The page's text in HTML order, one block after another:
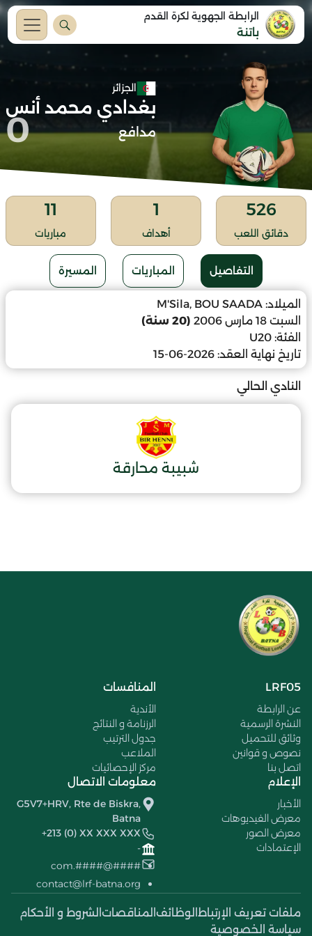
الرابطة الجهوية لكرة القدم
باتنة
الجزائر
بغدادي محمد أنس
مدافع 0
526
دقائق اللعب
1
أهداف
11
مباريات
التفاصيل المباريات المسيرة
الميلاد: M'Sila, BOU SAADA
السبت 18 مارس 2006
(20 سنة)
الفئة: U20
تاريخ نهاية العقد: 2026-06-15
النادي الحالي
شبيبة محارقة
LRF05
عن الرابطة
النشرة الرسمية
وثائق للتحميل
نصوص و قوانين
اتصل بنا
المنافسات
الأندية
الرزنامة و النتائج
جدول الترتيب
الملاعب
مركز الإحصائيات
الإعلام
الأخبار
معرض الفيديوهات
معرض الصور
الإعتمادات
معلومات الاتصال
G5V7+HRV, Rte de Biskra,
Batna
+213 (0) XX XXX XXX
-
####@####.com
contact@lrf-batna.org
ملفات تعريف الإرتباط الوظائف المناقصات الشروط و الأحكام
سياسة الخصوصية